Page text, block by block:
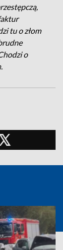
tu o złom
o